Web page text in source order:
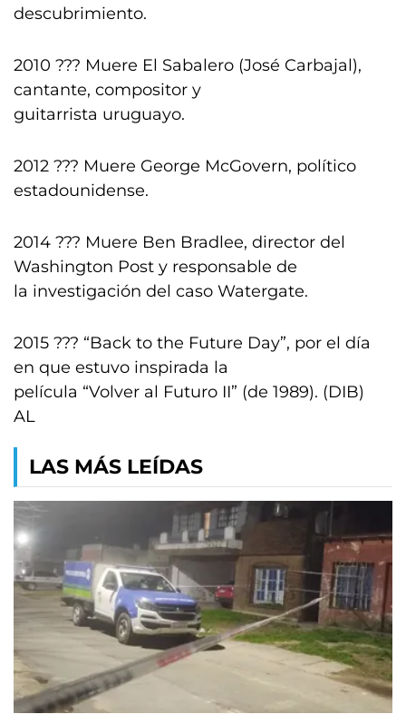
descubrimiento.
2010 ??? Muere El Sabalero (José Carbajal),
cantante, compositor y
guitarrista uruguayo.
2012 ??? Muere George McGovern, político
estadounidense.
2014 ??? Muere Ben Bradlee, director del
Washington Post y responsable de
la investigación del caso Watergate.
2015 ??? “Back to the Future Day”, por el día
en que estuvo inspirada la
película “Volver al Futuro II” (de 1989). (DIB)
AL
LAS MÁS LEÍDAS